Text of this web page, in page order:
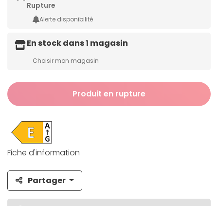
Rupture
Alerte disponibilité
En stock dans 1 magasin
Choisir mon magasin
Produit en rupture
Fiche d'information
Partager